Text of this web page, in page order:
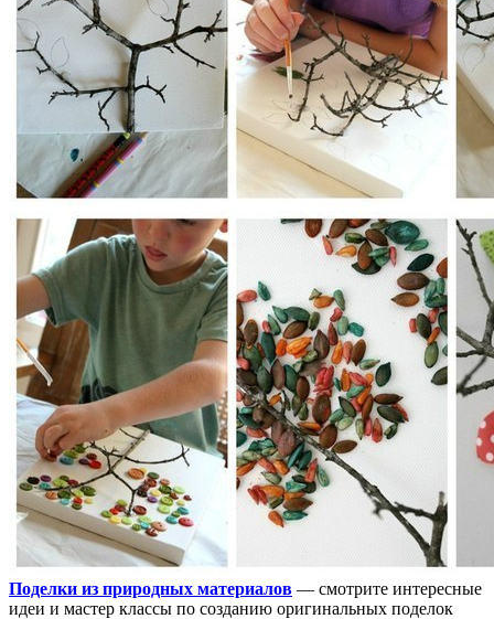
Поделки из природных материалов — смотрите интересные
идеи и мастер классы по созданию оригинальных поделок